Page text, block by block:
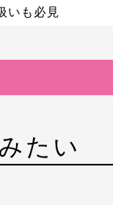
いも必見
たい